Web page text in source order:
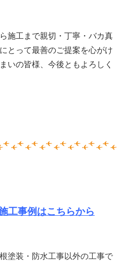
施工まで親切・丁寧・バカ真
とって最善のご提案を心がけ
いの皆様、 今後ともよろしく
工事例はこちらから
塗装・防水工事以外の工事で